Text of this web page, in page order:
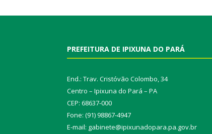
PREFEITURA DE IPIXUNA DO PARÁ
End.: Trav. Cristóvão Colombo, 34
Centro – Ipixuna do Pará – PA
CEP: 68637-000
Fone: (91) 98867-4947
E-mail: gabinete@ipixunadopara.pa.gov.br